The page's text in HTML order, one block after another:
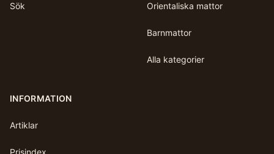
Sök Orientaliska mattor
Barnmattor
Alla kategorier
INFORMATION
Artiklar
Prisindex